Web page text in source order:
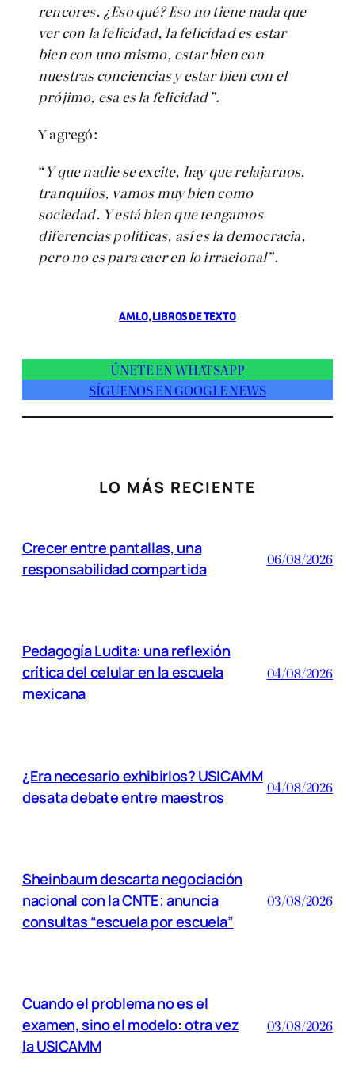
rencores. ¿Eso qué? Eso no tiene nada que
ver con la felicidad, la felicidad es estar
bien con uno mismo, estar bien con
nuestras conciencias y estar bien con el
prójimo, esa es la felicidad”.
Y agregó:
“ Y que nadie se excite, hay que relajarnos,
tranquilos, vamos muy bien como
sociedad. Y está bien que tengamos
diferencias políticas, así es la democracia,
pero no es para caer en lo irracional”.
AMLO, LIBROS DE TEXTO
ÚNETE EN WHATSAPP
SÍGUENOS EN GOOGLE NEWS
LO MÁS RECIENTE
Crecer entre pantallas, una
responsabilidad compartida
06/08/2026
Pedagogía Ludita: una reflexión
crítica del celular en la escuela
mexicana
04/08/2026
¿Era necesario exhibirlos? USICAMM
desata debate entre maestros
04/08/2026
Sheinbaum descarta negociación
nacional con la CNTE; anuncia
consultas “escuela por escuela”
03/08/2026
Cuando el problema no es el
examen, sino el modelo: otra vez
la USICAMM
03/08/2026